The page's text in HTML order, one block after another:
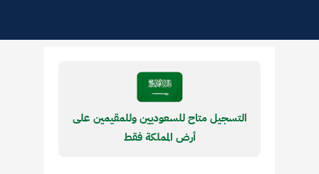
التسجيل متاح للسعوديين وللمقيمين على
أرض المملكة فقط